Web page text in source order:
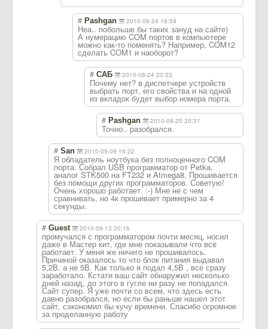
# Pashgan 2010-08-24 18:59
Неа.. побольше бы таких зануд на сайте)
А нумерацию COM портов в компьютере
можно как-то поменять? Например, COM12
сделать COM1 и наоборот?
# САБ 2010-08-24 20:53
Почему нет? в диспетчере устройств
выбрать порт, его свойства и на одной
из вкладок будет выбор номера порта.
# Pashgan 2010-08-25 20:31
Точно.. разобрался.
# San 2010-09-09 16:22
Я обладатель ноутбука без полноценного COM
порта. Собрал USB программатор от Petka,
аналог STK500 на FT232 и Atmega8. Прошивается
без помощи других программаторов. Советую!
Очень хорошо работает. :-) Мне не с чем
сравнивать, но 4к прошивает примерно за 4
секунды.
# Guest 2010-09-13 20:16
промучался с программатором почти месяц, носил
даже в Мастер кит, где мне показывали что всё
работает. У меня же ничего не прошивалось.
Причиной оказалось то что блок питания выдавал
5,2В, а не 5В. Как только я подал 4,5В , все сразу
заработало. Кстати ваш сайт обнаружил несколько
дней назад, до этого в гугле ни разу не попадался.
Сайт супер. Я уже почти со всем, что здесь есть
давно разобрался, но если бы раньше нашел этот
сайт, сэкономил бы кучу времени. Спасибо огромное
за проделанную работу